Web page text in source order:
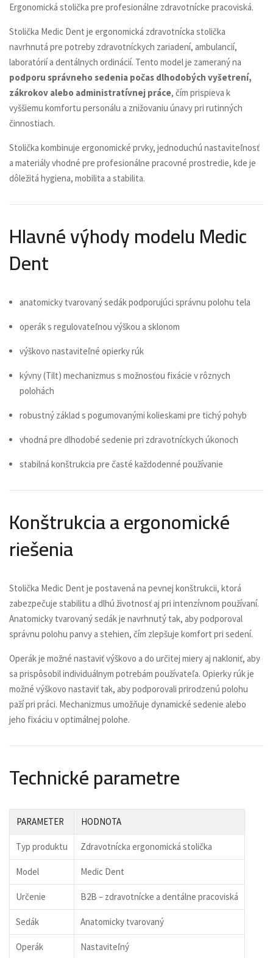
Ergonomická stolička pre profesionálne zdravotnícke pracoviská.
Stolička Medic Dent je ergonomická zdravotnícka stolička
navrhnutá pre potreby zdravotníckych zariadení, ambulancií,
laboratórií a dentálnych ordinácií. Tento model je zameraný na
podporu správneho sedenia počas dlhodobých vyšetrení,
zákrokov alebo administratívnej práce, čím prispieva k
vyššiemu komfortu personálu a znižovaniu únavy pri rutinných
činnostiach.
Stolička kombinuje ergonomické prvky, jednoduchú nastaviteľnosť
a materiály vhodné pre profesionálne pracovné prostredie, kde je
dôležitá hygiena, mobilita a stabilita.
Hlavné výhody modelu Medic
Dent
anatomicky tvarovaný sedák podporujúci správnu polohu tela
operák s regulovateľnou výškou a sklonom
výškovo nastaviteľné opierky rúk
kývny (Tilt) mechanizmus s možnosťou fixácie v rôznych
polohách
robustný základ s pogumovanými kolieskami pre tichý pohyb
vhodná pre dlhodobé sedenie pri zdravotníckych úkonoch
stabilná konštrukcia pre časté každodenné používanie
Konštrukcia a ergonomické
riešenia
Stolička Medic Dent je postavená na pevnej konštrukcii, ktorá
zabezpečuje stabilitu a dlhú životnosť aj pri intenzívnom používaní.
Anatomicky tvarovaný sedák je navrhnutý tak, aby podporoval
správnu polohu panvy a stehien, čím zlepšuje komfort pri sedení.
Operák je možné nastaviť výškovo a do určitej miery aj nakloniť, aby
sa prispôsobil individuálnym potrebám používateľa. Opierky rúk je
možné výškovo nastaviť tak, aby podporovali prirodzenú polohu
paží pri práci. Mechanizmus umožňuje dynamické sedenie alebo
jeho fixáciu v optimálnej polohe.
Technické parametre
PARAMETER HODNOTA
Typ produktu Zdravotnícka ergonomická stolička
Model Medic Dent
Určenie B2B – zdravotnícke a dentálne pracoviská
Sedák Anatomicky tvarovaný
Operák Nastaviteľný